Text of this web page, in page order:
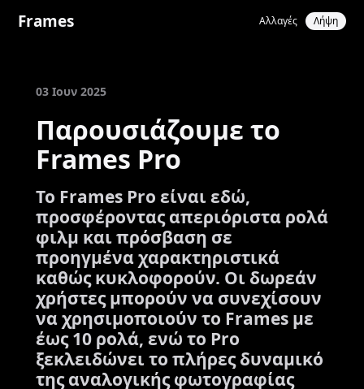
Frames Αλλαγές Λήψη
03 Ιουν 2025
Παρουσιάζουμε το
Frames Pro
Το Frames Pro είναι εδώ,
προσφέροντας απεριόριστα ρολά
φιλμ και πρόσβαση σε
προηγμένα χαρακτηριστικά
καθώς κυκλοφορούν. Οι δωρεάν
χρήστες μπορούν να συνεχίσουν
να χρησιμοποιούν το Frames με
έως 10 ρολά, ενώ το Pro
ξεκλειδώνει το πλήρες δυναμικό
της αναλογικής φωτογραφίας